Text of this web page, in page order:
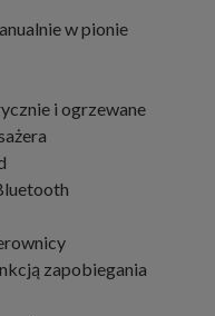
w pionie
i ogrzewane
zapobiegania